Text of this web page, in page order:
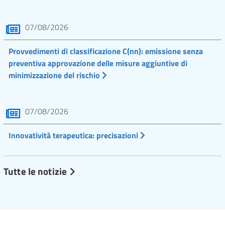
07/08/2026
Provvedimenti di classificazione C(nn): emissione senza
preventiva approvazione delle misure aggiuntive di
minimizzazione del rischio
07/08/2026
Innovatività terapeutica: precisazioni
Tutte le notizie